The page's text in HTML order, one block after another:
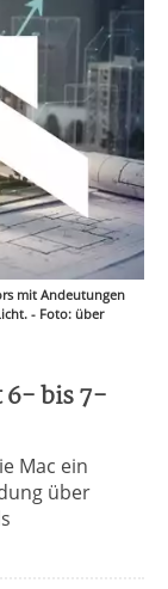
mit Andeutungen
- Foto: über
6- bis 7-
Mac ein
über